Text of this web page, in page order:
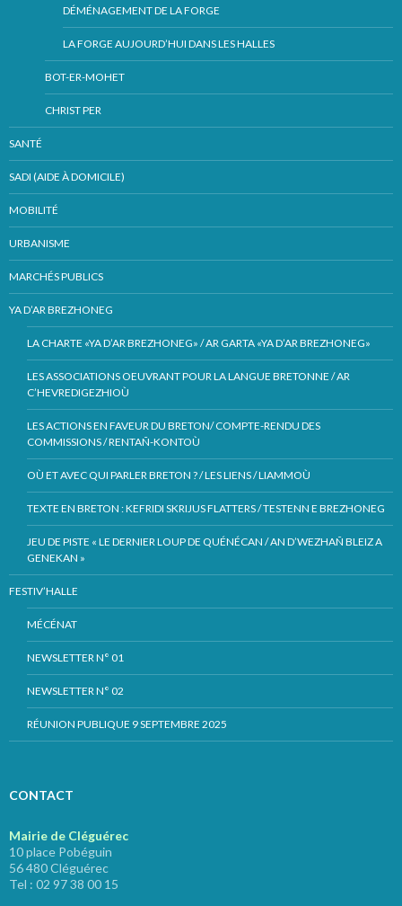
DÉMÉNAGEMENT DE LA FORGE
LA FORGE AUJOURD’HUI DANS LES HALLES
BOT-ER-MOHET
CHRIST PER
SANTÉ
SADI (AIDE À DOMICILE)
MOBILITÉ
URBANISME
MARCHÉS PUBLICS
YA D’AR BREZHONEG
LA CHARTE «YA D’AR BREZHONEG» / AR GARTA «YA D’AR BREZHONEG»
LES ASSOCIATIONS OEUVRANT POUR LA LANGUE BRETONNE / AR
C’HEVREDIGEZHIOÙ
LES ACTIONS EN FAVEUR DU BRETON/ COMPTE-RENDU DES
COMMISSIONS / RENTAÑ-KONTOÙ
OÙ ET AVEC QUI PARLER BRETON ? / LES LIENS / LIAMMOÙ
TEXTE EN BRETON : KEFRIDI SKRIJUS FLATTERS / TESTENN E BREZHONEG
JEU DE PISTE « LE DERNIER LOUP DE QUÉNÉCAN / AN D’WEZHAÑ BLEIZ A
GENEKAN »
FESTIV’HALLE
MÉCÉNAT
NEWSLETTER N° 01
NEWSLETTER N° 02
RÉUNION PUBLIQUE 9 SEPTEMBRE 2025
CONTACT
Mairie de Cléguérec
10 place Pobéguin
56 480 Cléguérec
Tel : 02 97 38 00 15